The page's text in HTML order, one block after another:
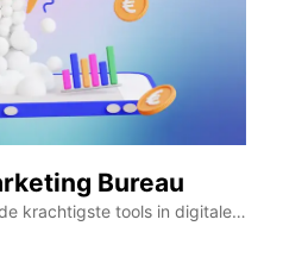
Bureau
krachtigste tools in digitale…